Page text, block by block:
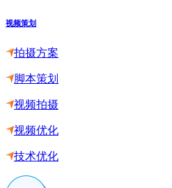
视频策划
拍摄方案
脚本策划
视频拍摄
视频优化
技术优化